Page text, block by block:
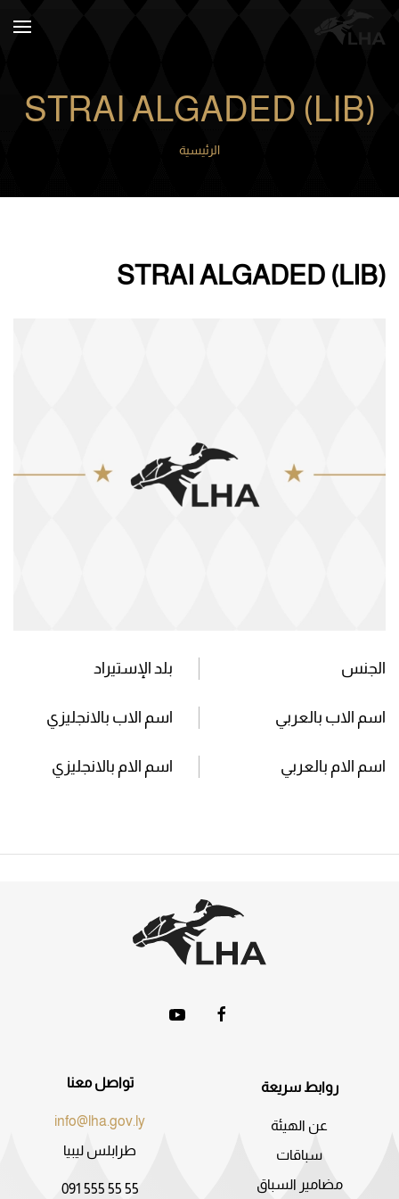
STRAI ALGADED (LIB)
الرئيسية
STRAI ALGADED (LIB)
الجنس بلد الإستيراد
اسم الاب بالعربي اسم الاب بالانجليزي
اسم الام بالعربي اسم الام بالانجليزي
روابط سريعة
عن الهيئة
سباقات
مضامير السباق
تواصل معنا
info@lha.gov.ly
طرابلس ليبيا
091 555 55 55